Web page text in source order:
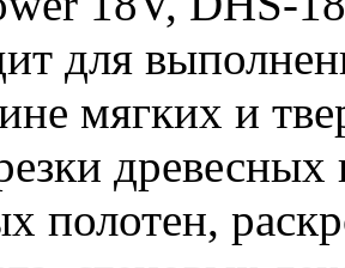
для
мягких и
полотен,